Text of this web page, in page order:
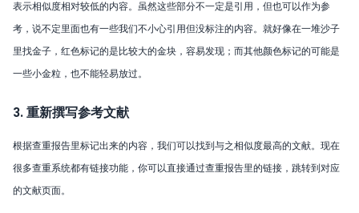
表示相似度相对较低的内容。虽然这些部分不一定是引用，但也可以作为参
考，说不定里面也有一些我们不小心引用但没标注的内容。就好像在一堆沙子
里找金子，红色标记的是比较大的金块，容易发现；而其他颜色标记的可能是
一些小金粒，也不能轻易放过。
3. 重新撰写参考文献
根据查重报告里标记出来的内容，我们可以找到与之相似度最高的文献。现在
很多查重系统都有链接功能，你可以直接通过查重报告里的链接，跳转到对应
的文献页面。